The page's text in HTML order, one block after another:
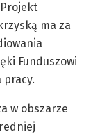
ma za
Funduszowi
pracy.
w obszarze